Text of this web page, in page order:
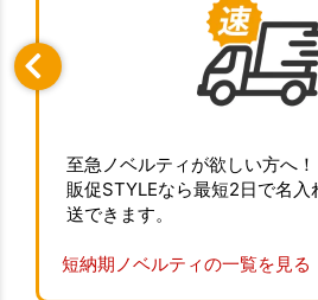
至急ノベルティが欲しい方へ！
販促STYLEなら最短2日で名入
送できます。
短納期ノベルティの一覧を見る